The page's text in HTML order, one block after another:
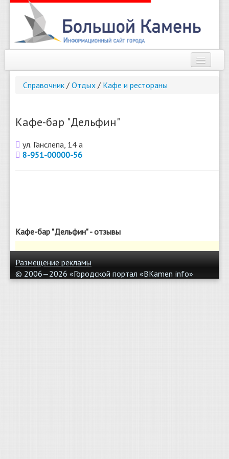
Новости
Погода
Справочник / Отдых / Кафе и рестораны
Кафе-бар "Дельфин"
ул. Ганслепа, 14 а
8-951-00000-56
Кафе-бар "Дельфин" - отзывы
Размещение рекламы
© 2006—2026 «Городской портал «BKamen info»